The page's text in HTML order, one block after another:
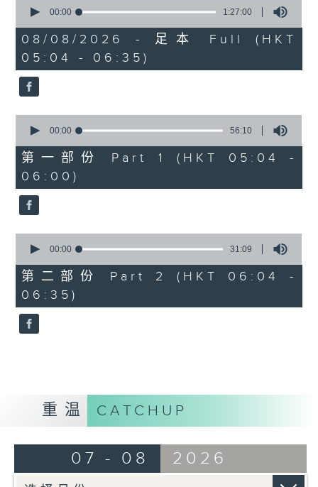
seconds
1
hour,
27
minutes,
0
seconds
00:00 1:27:00
08/08/2026 - 足本 Full (HKT
05:04 - 06:35)
seconds
56
minutes,
10
seconds
00:00 56:10
第一部份 Part 1 (HKT 05:04 -
06:00)
seconds
31
minutes,
9
seconds
00:00 31:09
第二部份 Part 2 (HKT 06:04 -
06:35)
重温 CATCHUP
07 - 08 2026